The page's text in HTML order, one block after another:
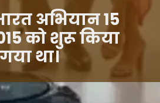
अभियान 15
को शुरू किया
गया था।